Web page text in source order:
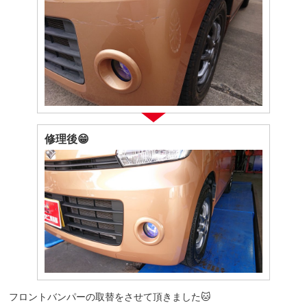
修理後😁
フロントバンパーの取替をさせて頂きました🐱